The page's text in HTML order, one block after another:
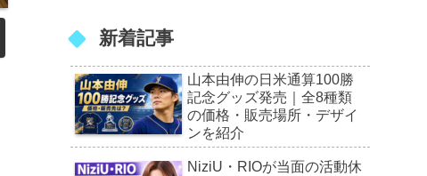
新着記事
山本由伸の日米通算100勝
記念グッズ発売｜全8種類
の価格・販売場所・デザイ
ンを紹介
NiziU・RIOが当面の活動休